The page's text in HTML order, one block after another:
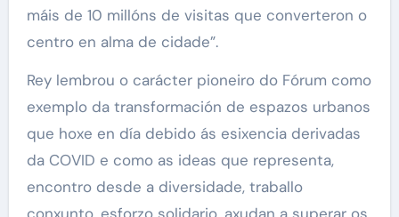
máis de 10 millóns de visitas que converteron o
centro en alma de cidade”.
Rey lembrou o carácter pioneiro do Fórum como
exemplo da transformación de espazos urbanos
que hoxe en día debido ás esixencia derivadas
da COVID e como as ideas que representa,
encontro desde a diversidade, traballo